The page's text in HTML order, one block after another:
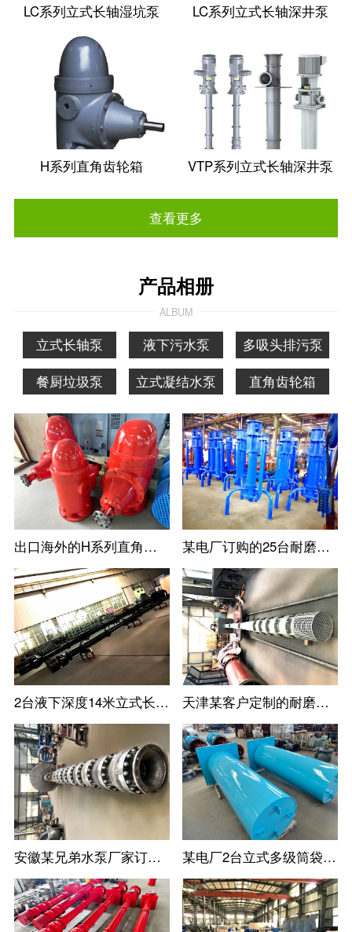
LC系列立式长轴湿坑泵 LC系列立式长轴深井泵
H系列直角齿轮箱 VTP系列立式长轴深井泵
查看更多
产品相册
ALBUM
立式长轴泵 液下污水泵
多吸头排污泵
餐厨垃圾泵
立式凝结水泵 直角齿轮箱
出口海外的H系列直角齿轮箱 某电厂订购的25台耐磨立式防淤多吸头排污水泵
2台液下深度14米立式长轴泵--长沙某水泵厂家定制 天津某客户定制的耐磨耐腐蚀立式长轴泵
安徽某兄弟水泵厂家订购的高扬程立式长轴泵 某电厂2台立式多级筒袋式凝结水泵(小机凝结水泵)